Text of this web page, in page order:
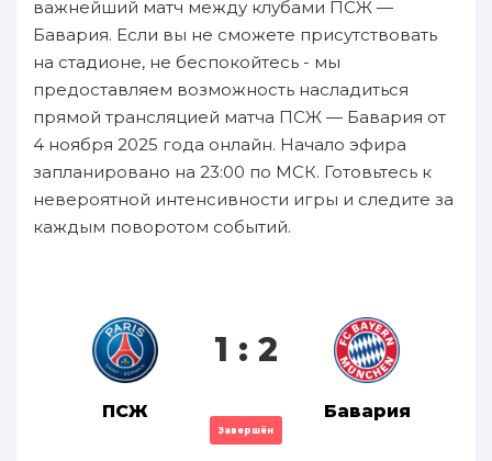
важнейший матч между клубами ПСЖ —
Бавария. Если вы не сможете присутствовать
на стадионе, не беспокойтесь - мы
предоставляем возможность насладиться
прямой трансляцией матча ПСЖ — Бавария от
4 ноября 2025 года онлайн. Начало эфира
запланировано на 23:00 по МСК. Готовьтесь к
невероятной интенсивности игры и следите за
каждым поворотом событий.
ПСЖ
1 : 2
Завершён
Бавария